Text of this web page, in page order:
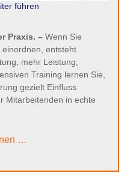
führen
Praxis. – Wenn Sie
entsteht
mehr Leistung,
Training lernen Sie,
gezielt Einfluss
Mitarbeitenden in echte
…